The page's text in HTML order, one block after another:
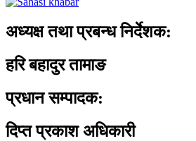
अध्यक्ष तथा प्रबन्ध निर्देशक:
हरि बहादुर तामाङ
प्रधान सम्पादक:
दिप्त प्रकाश अधिकारी